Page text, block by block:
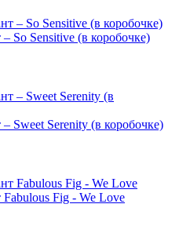
So Sensitive (в коробочке)
Sweet Serenity (в коробочке)
Fig - We Love